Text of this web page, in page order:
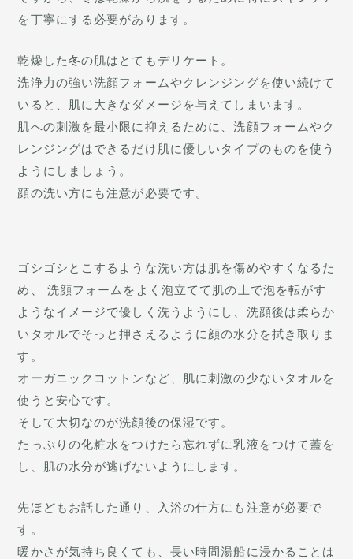
を丁寧にする必要があります。
乾燥した冬の肌はとてもデリケート。
洗浄力の強い洗顔フォームやクレンジングを使い続けて
いると、肌に大きなダメージを与えてしまいます。
肌への刺激を最小限に抑えるために、洗顔フォームやク
レンジングはできるだけ肌に優しいタイプのものを使う
ようにしましょう。
顔の洗い方にも注意が必要です。
ゴシゴシとこするような洗い方は肌を傷めやすくなるた
め、 洗顔フォームをよく泡立てて肌の上で泡を転がす
ようなイメージで優しく洗うようにし、洗顔後は柔らか
いタオルでそっと押さえるように顔の水分を拭き取りま
す。
オーガニックコットンなど、肌に刺激の少ないタオルを
使うと安心です。
そして大切なのが洗顔後の保湿です。
たっぷりの化粧水をつけたら忘れずに乳液をつけて蓋を
し、肌の水分が逃げないようにします。
先ほどもお話した通り、入浴の仕方にも注意が必要で
す。
暖かさが気持ち良くても、長い時間湯船に浸かることは